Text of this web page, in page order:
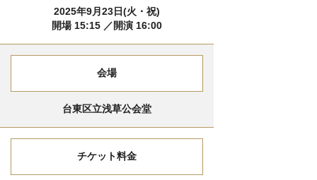
2025年9月23日(火・祝)
開場 15:15 ／開演 16:00
会場
台東区立浅草公会堂
チケット料金